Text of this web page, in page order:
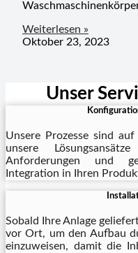
Weiterlesen »
Oktober 23, 2023
Unser
Unsere Prozesse sind
unsere
Anforderungen und
Integration in Ihren
Sobald Ihre Anlage
vor Ort, um den Aufbau
einzuweisen, damit die